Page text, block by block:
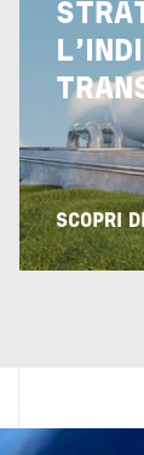
SCOPRI